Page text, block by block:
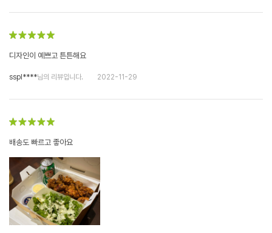
디자인이 예쁘고 튼튼해요
sspl****님의 리뷰입니다. 2022-11-29
배송도 빠르고 좋아요